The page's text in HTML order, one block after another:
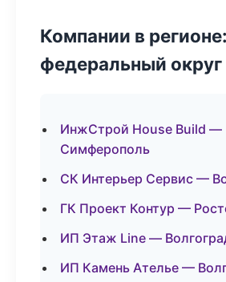
Компании в
федеральный округ
ИнжСтрой House Build —
Симферополь
СК Интерьер Сервис —
ГК Проект Контур —
ИП Этаж Line —
ИП Камень Ателье —